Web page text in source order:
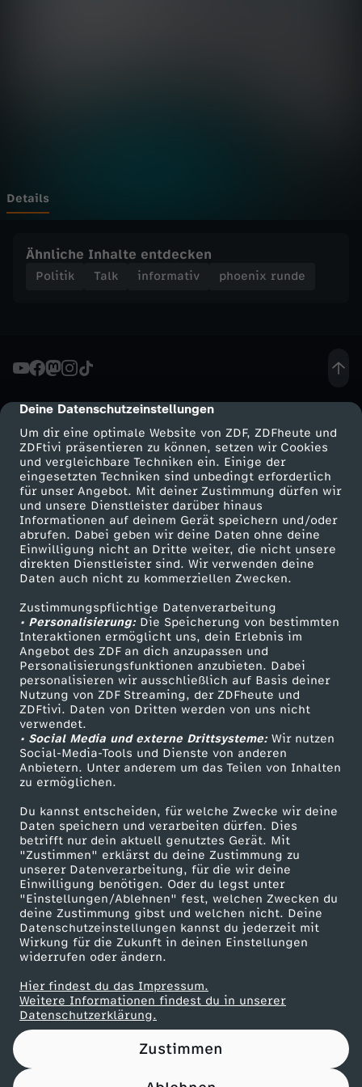
cmp-dialog-description
Deine Datenschutzeinstellungen
Um dir eine optimale Website von ZDF, ZDFheute und
ZDFtivi präsentieren zu können, setzen wir Cookies
und vergleichbare Techniken ein. Einige der
eingesetzten Techniken sind unbedingt erforderlich
für unser Angebot. Mit deiner Zustimmung dürfen wir
und unsere Dienstleister darüber hinaus
Informationen auf deinem Gerät speichern und/oder
abrufen. Dabei geben wir deine Daten ohne deine
Einwilligung nicht an Dritte weiter, die nicht unsere
direkten Dienstleister sind. Wir verwenden deine
Daten auch nicht zu kommerziellen Zwecken.
Zustimmungspflichtige Datenverarbeitung
• Personalisierung:Die Speicherung von bestimmten
Interaktionen ermöglicht uns, dein Erlebnis im
Angebot des ZDF an dich anzupassen und
Personalisierungsfunktionen anzubieten. Dabei
personalisieren wir ausschließlich auf Basis deiner
Nutzung von ZDF Streaming, der ZDFheute und
ZDFtivi. Daten von Dritten werden von uns nicht
verwendet.
• Social Media und externe Drittsysteme:Wir nutzen
Social-Media-Tools und Dienste von anderen
Anbietern. Unter anderem um das Teilen von Inhalten
zu ermöglichen.
Du kannst entscheiden, für welche Zwecke wir deine
Daten speichern und verarbeiten dürfen. Dies
betrifft nur dein aktuell genutztes Gerät. Mit
"Zustimmen" erklärst du deine Zustimmung zu
unserer Datenverarbeitung, für die wir deine
Einwilligung benötigen. Oder du legst unter
"Einstellungen/Ablehnen" fest, welchen Zwecken du
deine Zustimmung gibst und welchen nicht. Deine
Datenschutzeinstellungen kannst du jederzeit mit
Wirkung für die Zukunft in deinen Einstellungen
widerrufen oder ändern.
Hier findest du das Impressum.
Weitere Informationen findest du in unserer
Datenschutzerklärung.
Zustimmen
-
K
o
l
i
t
i
o
n
s
a
u
s
s
c
h
u
s
s
i
m
Details
Ähnliche Inhalte entdecken
Politik Talk informativ phoenix runde
Mehr ZDF
ZDF-Apps
Smart TV
ZDFtext
Livestreams
Sendungen A-Z
TV-Programm
Service
ZDFmitreden
Kontakt zum ZDF
Tickets
Zuschauerservice
Hilfe
ZDF Unternehmen
Karriere
ZDF goes Schule
Werbefernsehen
Mainzelmännchen
Partner